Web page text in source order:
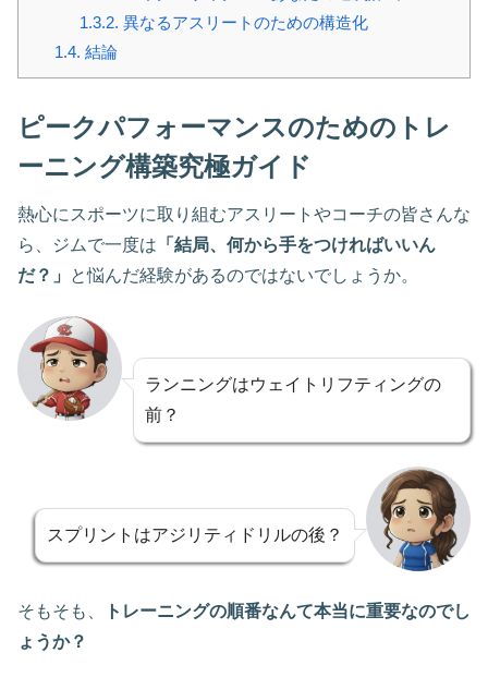
1.3.2. 異なるアスリートのための構造化
1.4. 結論
ピークパフォーマンスのためのトレ
ーニング構築究極ガイド
熱心にスポーツに取り組むアスリートやコーチの皆さんな
ら、ジムで一度は 「結局、何から手をつければいいん
だ？」
と悩んだ経験があるのではないでしょうか。
ランニングはウェイトリフティングの
前？
スプリントはアジリティドリルの後？
そもそも、
トレーニングの順番なんて本当に重要なのでし
ょうか？